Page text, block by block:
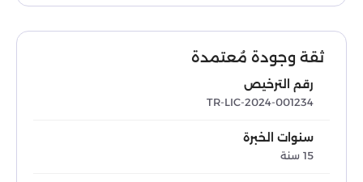
ثقة وجودة مُعتمدة
رقم الترخيص
TR-LIC-2024-001234
سنوات الخبرة
15 سنة